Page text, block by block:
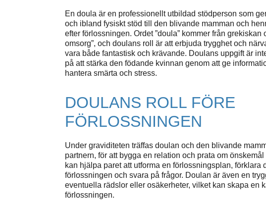
En doula är en professionellt utbildad stödperson som
och ibland fysiskt stöd till den blivande mamman och
efter förlossningen. Ordet ”doula” kommer från grekiskan
omsorg”, och doulans roll är att erbjuda trygghet och
vara både fantastisk och krävande. Doulans uppgift är
på att stärka den födande kvinnan genom att ge
hantera smärta och stress.
DOULANS ROLL FÖRE
FÖRLOSSNINGEN
Under graviditeten träffas doulan och den blivande
partnern, för att bygga en relation och prata om
kan hjälpa paret att utforma en förlossningsplan, förklara
förlossningen och svara på frågor. Doulan är även en
eventuella rädslor eller osäkerheter, vilket kan skapa en
förlossningen.